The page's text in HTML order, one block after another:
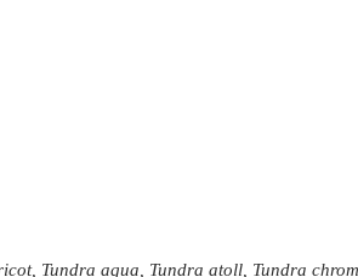
Tundra aqua, Tundra atoll, Tundra